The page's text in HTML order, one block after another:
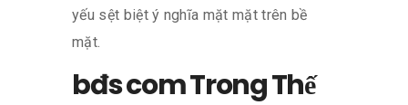
yếu sệt biệt ý nghĩa mặt mặt trên bề
mặt.
bđs com Trong Thế